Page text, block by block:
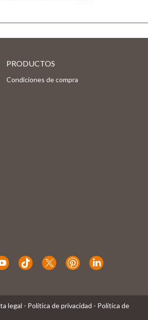
PRODUCTOS
Condiciones de compra
legal - Política de privacidad - Política de